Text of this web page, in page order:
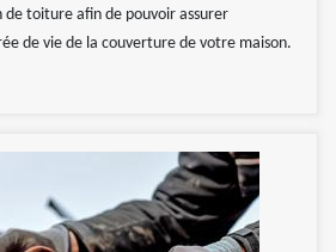
toiture afin de pouvoir assurer
de vie de la couverture de votre maison.